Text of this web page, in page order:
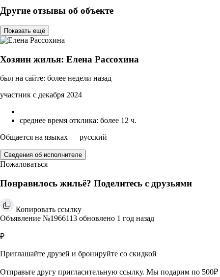
Другие отзывы об объекте
Показать ещё
Хозяин жилья: Елена Рассохина
был на сайте: более недели назад
участник с декабря 2024
среднее время отклика: более 12 ч.
Общается на языках — русский
Сведения об исполнителе
Пожаловаться
Понравилось жильё? Поделитесь с друзьями
Копировать ссылку
Объявление №1966113 обновлено 1 год назад
₽
Приглашайте друзей и бронируйте со скидкой
Отправьте другу пригласительную ссылку. Мы подарим по 500₽